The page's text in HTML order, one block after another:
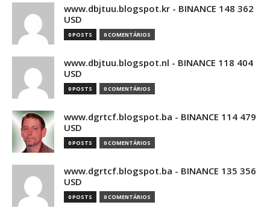
www.dbjtuu.blogspot.kr - BINANCE 148 362
USD
0 POSTS 0 COMENTÁRIOS
www.dbjtuu.blogspot.nl - BINANCE 118 404
USD
0 POSTS 0 COMENTÁRIOS
www.dgrtcf.blogspot.ba - BINANCE 114 479
USD
0 POSTS 0 COMENTÁRIOS
www.dgrtcf.blogspot.ba - BINANCE 135 356
USD
0 POSTS 0 COMENTÁRIOS